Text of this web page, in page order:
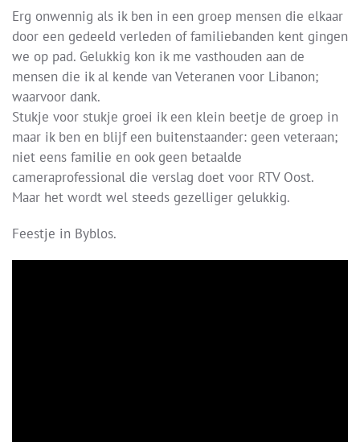
Erg onwennig als ik ben in een groep mensen die elkaar
door een gedeeld verleden of familiebanden kent gingen
we op pad. Gelukkig kon ik me vasthouden aan de
mensen die ik al kende van Veteranen voor Libanon;
waarvoor dank.
Stukje voor stukje groei ik een klein beetje de groep in
maar ik ben en blijf een buitenstaander: geen veteraan;
niet eens familie en ook geen betaalde
cameraprofessional die verslag doet voor RTV Oost.
Maar het wordt wel steeds gezelliger gelukkig.
Feestje in Byblos.